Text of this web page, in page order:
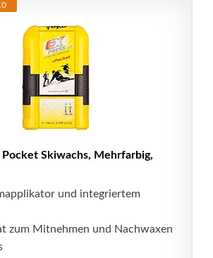
Pocket Skiwachs, Mehrfarbig,
und integriertem
zum Mitnehmen und Nachwaxen